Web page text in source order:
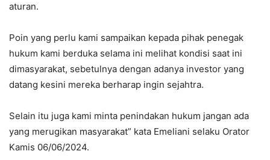
aturan.
Poin yang perlu kami sampaikan kepada pihak penegak
hukum kami berduka selama ini melihat kondisi saat ini
dimasyarakat, sebetulnya dengan adanya investor yang
datang kesini mereka berharap ingin sejahtra.
Selain itu juga kami minta penindakan hukum jangan ada
yang merugikan masyarakat” kata Emeliani selaku Orator
Kamis 06/06/2024.